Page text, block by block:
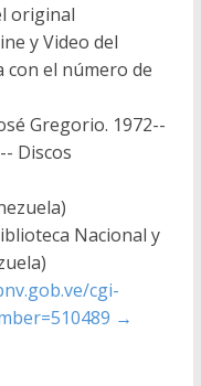
original
y Video del
con el número de
Gregorio. 1972--
Discos
Nacional y
cgi-
→